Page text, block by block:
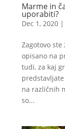
Marme in
uporabiti?
Dec 1, 2020|
Zagotovo
opisano na
tudi, za kaj
na različnih
so...